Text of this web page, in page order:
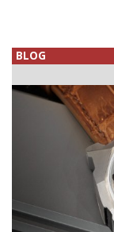
マン リミテッ
BLOG